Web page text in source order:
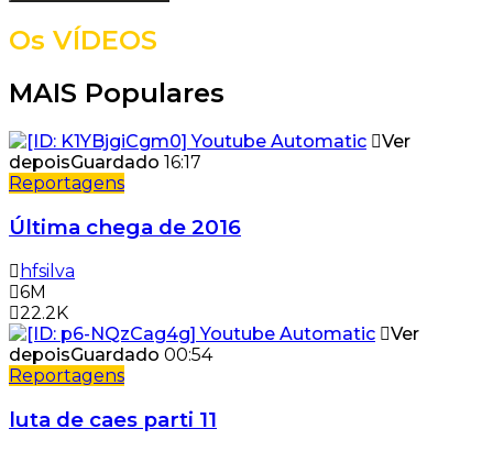
Os VÍDEOS
MAIS Populares
Ver
depoisGuardado 16:17
Reportagens
Última chega de 2016
hfsilva
6M
22.2K
Ver
depoisGuardado 00:54
Reportagens
luta de caes parti 11